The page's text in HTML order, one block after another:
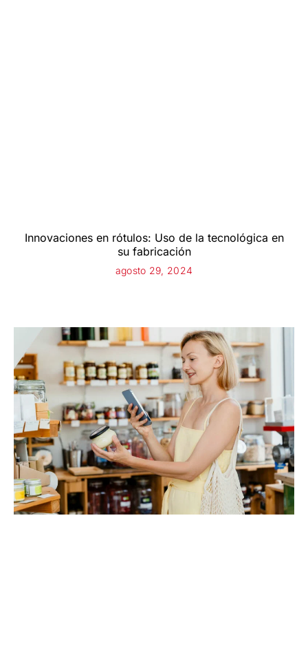
Innovaciones en rótulos: Uso de la tecnológica en
su fabricación
agosto 29, 2024